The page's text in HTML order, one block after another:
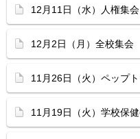
12月11日（水）人権集会
12月2日（月）全校集会
11月26日（火）ペップ
11月19日（火）学校保